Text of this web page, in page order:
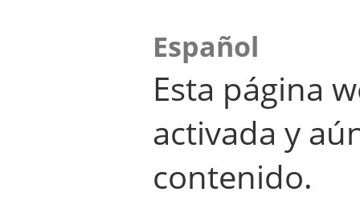
Español
Esta página
activada y
contenido.